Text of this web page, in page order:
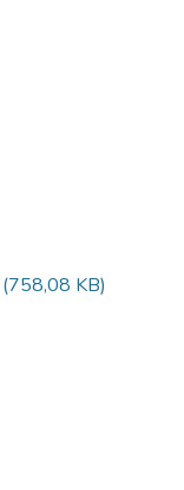
(758,08 KB)